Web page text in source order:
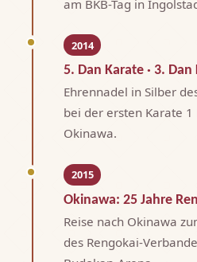
am BKB-Tag in
2014
5. Dan Karate · 3.
Ehrennadel in Silber
bei der ersten Karate
Okinawa.
2015
Okinawa: 25 Jahre
Reise nach Okinawa
des Rengokai-